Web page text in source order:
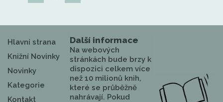
Hlavní strana
Knižní Novinky
Novinky
Kategorie
Kontakt
Další informace
Na webových
stránkách bude brzy k
dispozici celkem více
než 10 milionů knih,
které se průběžně
nahrávají. Pokud